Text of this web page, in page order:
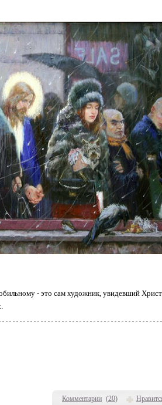
Комментарии (20)
- это сам художник, увидевший